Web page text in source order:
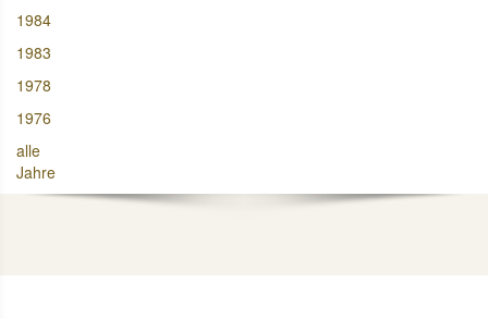
1984
1983
1978
1976
alle
Jahre